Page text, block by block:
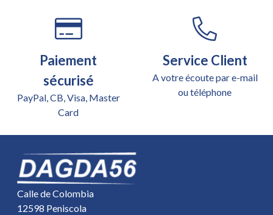
Paiement
sécurisé
PayPal, CB, Visa, Master
Card
Service Client
A votre écoute par e-mail
ou téléphone
Calle de Colombia
12598 Peniscola